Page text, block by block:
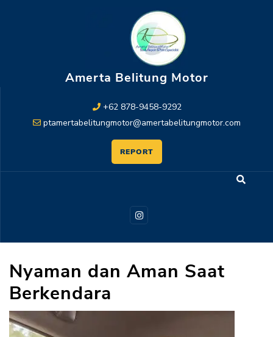
Amerta Belitung Motor
+62 878-9458-9292
ptamertabelitungmotor@amertabelitungmotor.com
REPORT
Nyaman dan Aman Saat
Berkendara